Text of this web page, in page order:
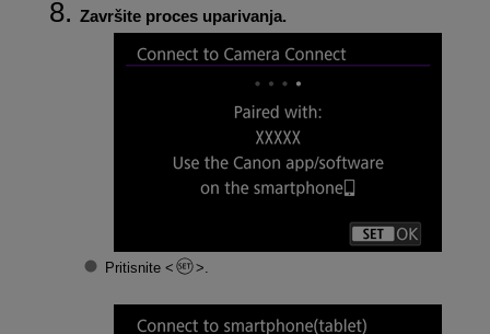
Završite proces uparivanja.
Pritisnite .